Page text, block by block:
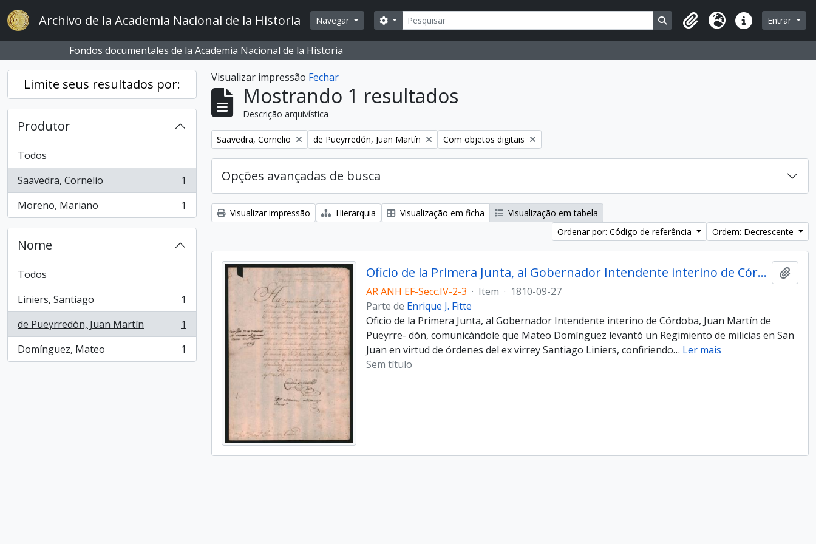
Skip to main content
Archivo de la Academia Nacional de la Historia Navegar Buscar
Opções de busca Busque na página de navegação
Área de Transferência
Idioma Atalhos Entrar
Fondos documentales de la Academia Nacional de la Historia
Limite seus resultados por:
Produtor
Todos
Saavedra, Cornelio
, 1 resultados
1
Moreno, Mariano
, 1 resultados 1
Nome
Todos
Liniers, Santiago
, 1 resultados
1
de Pueyrredón, Juan Martín
, 1 resultados
1
Domínguez, Mateo
, 1 resultados 1
Visualizar impressão Fechar
Mostrando 1 resultados
Descrição arquivística
Remover filtro:
Saavedra, Cornelio Remover filtro:
de Pueyrredón, Juan Martín Remover filtro:
Com objetos digitais
Opções avançadas de busca
Visualizar impressão Hierarquia Visualização em ficha
Visualização em tabela
Ordenar por: Código de referência
Ordem: Decrescente
Oficio de la Primera Junta, al Gobernador Intendente interino de Córdoba, Juan Martín de Pueyrredón
AR ANH EF-Secc.IV-2-3 · Item · 1810-09-27
Parte de Enrique J. Fitte
Oficio de la Primera Junta, al Gobernador Intendente interino de Córdoba, Juan Martín de
Pueyrre- dón, comunicándole que Mateo Domínguez levantó un Regimiento de milicias en San
Juan en virtud de órdenes del ex virrey Santiago Liniers, confiriendo… Ler mais
Sem título